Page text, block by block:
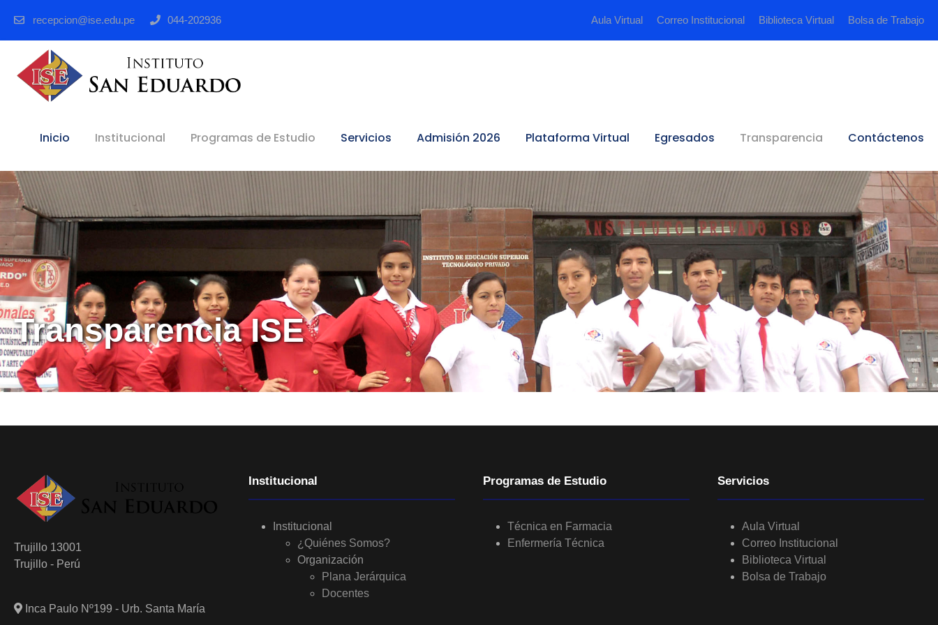
recepcion@ise.edu.pe 044-202936 Aula Virtual Correo Institucional Biblioteca Virtual Bolsa de Trabajo
Inicio Institucional Programas de Estudio Servicios Admisión 2026 Plataforma Virtual Egresados Transparencia Contáctenos
Transparencia ISE
Trujillo 13001
Trujillo - Perú
Inca Paulo Nº199 - Urb. Santa María
Institucional
Institucional
¿Quiénes Somos?
Organización
Plana Jerárquica
Docentes
Programas de Estudio
Técnica en Farmacia
Enfermería Técnica
Servicios
Aula Virtual
Correo Institucional
Biblioteca Virtual
Bolsa de Trabajo